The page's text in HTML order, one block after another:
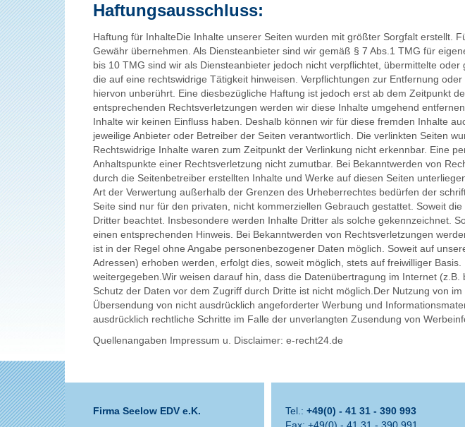
Haftungsausschluss:
Haftung für InhalteDie Inhalte unserer Seiten wurden mit größter Sorgfalt erstellt.
Gewähr übernehmen. Als Diensteanbieter sind wir gemäß § 7 Abs.1 TMG für
bis 10 TMG sind wir als Diensteanbieter jedoch nicht verpflichtet, übermittelte
die auf eine rechtswidrige Tätigkeit hinweisen. Verpflichtungen zur Entfernung
hiervon unberührt. Eine diesbezügliche Haftung ist jedoch erst ab dem Zeitpunkt
entsprechenden Rechtsverletzungen werden wir diese Inhalte umgehend
Inhalte wir keinen Einfluss haben. Deshalb können wir für diese fremden Inhalte
jeweilige Anbieter oder Betreiber der Seiten verantwortlich. Die verlinkten Seiten
Rechtswidrige Inhalte waren zum Zeitpunkt der Verlinkung nicht erkennbar. Eine
Anhaltspunkte einer Rechtsverletzung nicht zumutbar. Bei Bekanntwerden von
durch die Seitenbetreiber erstellten Inhalte und Werke auf diesen Seiten
Art der Verwertung außerhalb der Grenzen des Urheberrechtes bedürfen der
Seite sind nur für den privaten, nicht kommerziellen Gebrauch gestattet. Soweit
Dritter beachtet. Insbesondere werden Inhalte Dritter als solche gekennzeichnet.
einen entsprechenden Hinweis. Bei Bekanntwerden von Rechtsverletzungen
ist in der Regel ohne Angabe personenbezogener Daten möglich. Soweit auf
Adressen) erhoben werden, erfolgt dies, soweit möglich, stets auf freiwilliger
weitergegeben.Wir weisen darauf hin, dass die Datenübertragung im Internet
Schutz der Daten vor dem Zugriff durch Dritte ist nicht möglich.Der Nutzung von
Übersendung von nicht ausdrücklich angeforderter Werbung und
ausdrücklich rechtliche Schritte im Falle der unverlangten Zusendung von
Quellenangaben Impressum u. Disclaimer: e-recht24.de
Firma Seelow EDV e.K.
Tel.: +49(0) - 41 31 - 390 993